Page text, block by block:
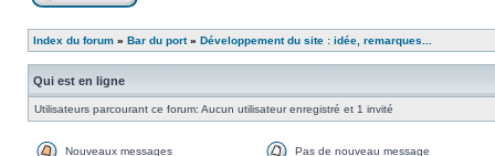
Index du forum » Bar du port» Développement du site : idée, remarques...
Qui est en ligne
Utilisateurs parcourant ce forum: Aucun utilisateur enregistré et 1 invité
Nouveaux messages Pas de nouveau message